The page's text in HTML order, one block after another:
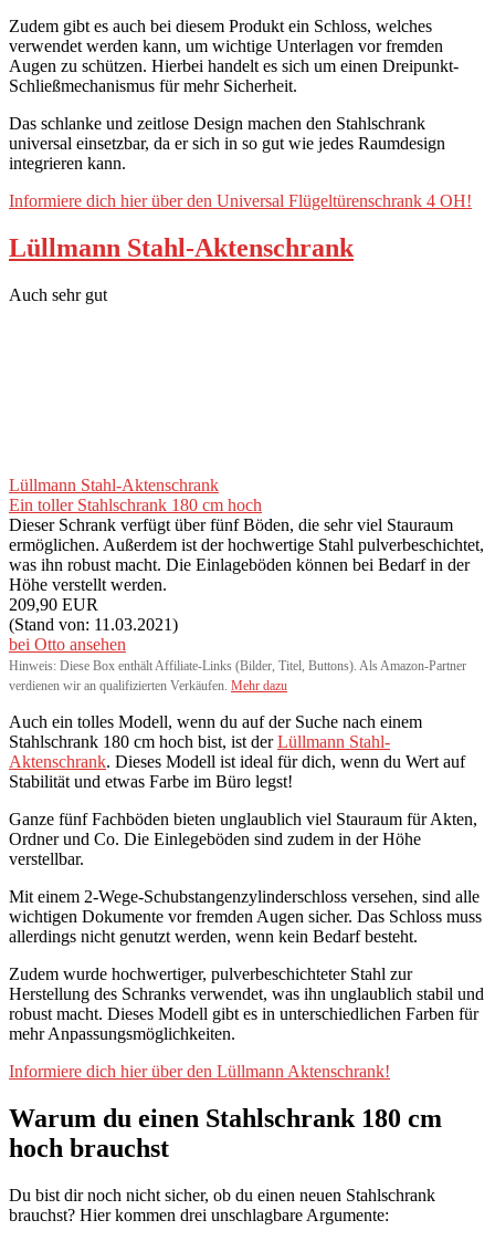
Zudem gibt es auch bei diesem Produkt ein Schloss, welches
verwendet werden kann, um wichtige Unterlagen vor fremden
Augen zu schützen. Hierbei handelt es sich um einen Dreipunkt-
Schließmechanismus für mehr Sicherheit.
Das schlanke und zeitlose Design machen den Stahlschrank
universal einsetzbar, da er sich in so gut wie jedes Raumdesign
integrieren kann.
Informiere dich hier über den Universal Flügeltürenschrank 4 OH!
Lüllmann Stahl-Aktenschrank
Auch sehr gut
Lüllmann Stahl-Aktenschrank
Ein toller Stahlschrank 180 cm hoch
Dieser Schrank verfügt über fünf Böden, die sehr viel Stauraum
ermöglichen. Außerdem ist der hochwertige Stahl pulverbeschichtet,
was ihn robust macht. Die Einlageböden können bei Bedarf in der
Höhe verstellt werden.
209,90 EUR
(Stand von: 11.03.2021)
bei Otto ansehen
Hinweis: Diese Box enthält Affiliate-Links (Bilder, Titel, Buttons). Als Amazon-Partner
verdienen wir an qualifizierten Verkäufen. Mehr dazu
Auch ein tolles Modell, wenn du auf der Suche nach einem
Stahlschrank 180 cm hoch bist, ist derLüllmann Stahl-
Aktenschrank. Dieses Modell ist ideal für dich, wenn du Wert auf
Stabilität und etwas Farbe im Büro legst!
Ganze fünf Fachböden bieten unglaublich viel Stauraum für Akten,
Ordner und Co. Die Einlegeböden sind zudem in der Höhe
verstellbar.
Mit einem 2-Wege-Schubstangenzylinderschloss versehen, sind alle
wichtigen Dokumente vor fremden Augen sicher. Das Schloss muss
allerdings nicht genutzt werden, wenn kein Bedarf besteht.
Zudem wurde hochwertiger, pulverbeschichteter Stahl zur
Herstellung des Schranks verwendet, was ihn unglaublich stabil und
robust macht. Dieses Modell gibt es in unterschiedlichen Farben für
mehr Anpassungsmöglichkeiten.
Informiere dich hier über den Lüllmann Aktenschrank!
Warum du einen Stahlschrank 180 cm
hoch brauchst
Du bist dir noch nicht sicher, ob du einen neuen Stahlschrank
brauchst? Hier kommen drei unschlagbare Argumente: